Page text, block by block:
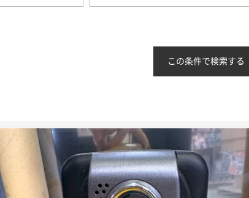
この条件で検索する